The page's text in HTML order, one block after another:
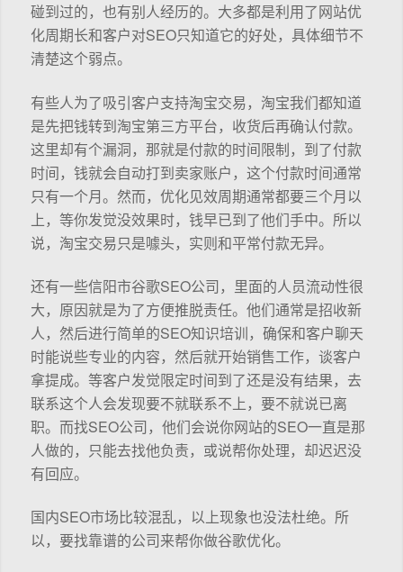
碰到过的，也有别人经历的。大多都是利用了网站优
化周期长和客户对SEO只知道它的好处，具体细节不
清楚这个弱点。
有些人为了吸引客户支持淘宝交易，淘宝我们都知道
是先把钱转到淘宝第三方平台，收货后再确认付款。
这里却有个漏洞，那就是付款的时间限制，到了付款
时间，钱就会自动打到卖家账户，这个付款时间通常
只有一个月。然而，优化见效周期通常都要三个月以
上，等你发觉没效果时，钱早已到了他们手中。所以
说，淘宝交易只是噱头，实则和平常付款无异。
还有一些信阳市谷歌SEO公司，里面的人员流动性很
大，原因就是为了方便推脱责任。他们通常是招收新
人，然后进行简单的SEO知识培训，确保和客户聊天
时能说些专业的内容，然后就开始销售工作，谈客户
拿提成。等客户发觉限定时间到了还是没有结果，去
联系这个人会发现要不就联系不上，要不就说已离
职。而找SEO公司，他们会说你网站的SEO一直是那
人做的，只能去找他负责，或说帮你处理，却迟迟没
有回应。
国内SEO市场比较混乱，以上现象也没法杜绝。所
以，要找靠谱的公司来帮你做谷歌优化。